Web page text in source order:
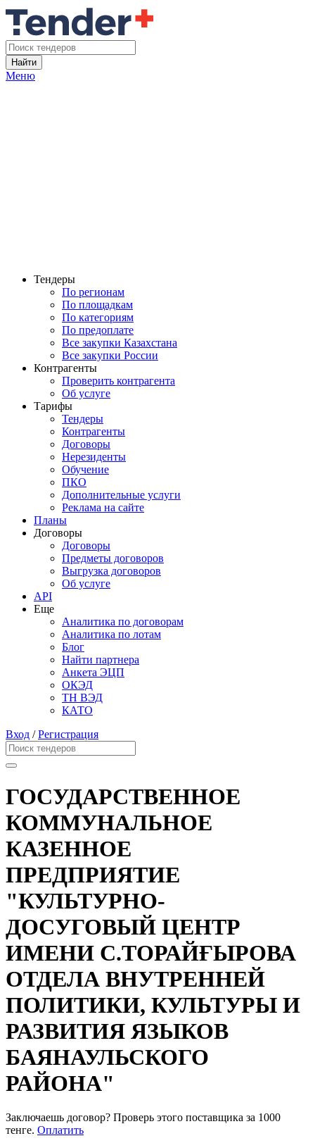
Найти
Меню
Тендеры
По регионам
По площадкам
По категориям
По предоплате
Все закупки Казахстана
Все закупки России
Контрагенты
Проверить контрагента
Об услуге
Тарифы
Тендеры
Контрагенты
Договоры
Нерезиденты
Обучение
ПКО
Дополнительные услуги
Реклама на сайте
Планы
Договоры
Договоры
Предметы договоров
Выгрузка договоров
Об услуге
API
Еще
Аналитика по договорам
Аналитика по лотам
Блог
Найти партнера
Анкета ЭЦП
ОКЭД
ТН ВЭД
КАТО
Вход /Регистрация
ГОСУДАРСТВЕННОЕ
КОММУНАЛЬНОЕ
КАЗЕННОЕ
ПРЕДПРИЯТИЕ
"КУЛЬТУРНО-
ДОСУГОВЫЙ ЦЕНТР
ИМЕНИ С.ТОРАЙҒЫРОВА
ОТДЕЛА ВНУТРЕННЕЙ
ПОЛИТИКИ, КУЛЬТУРЫ И
РАЗВИТИЯ ЯЗЫКОВ
БАЯНАУЛЬСКОГО
РАЙОНА"
Заключаешь договор? Проверь этого поставщика за 1000
тенге. Оплатить